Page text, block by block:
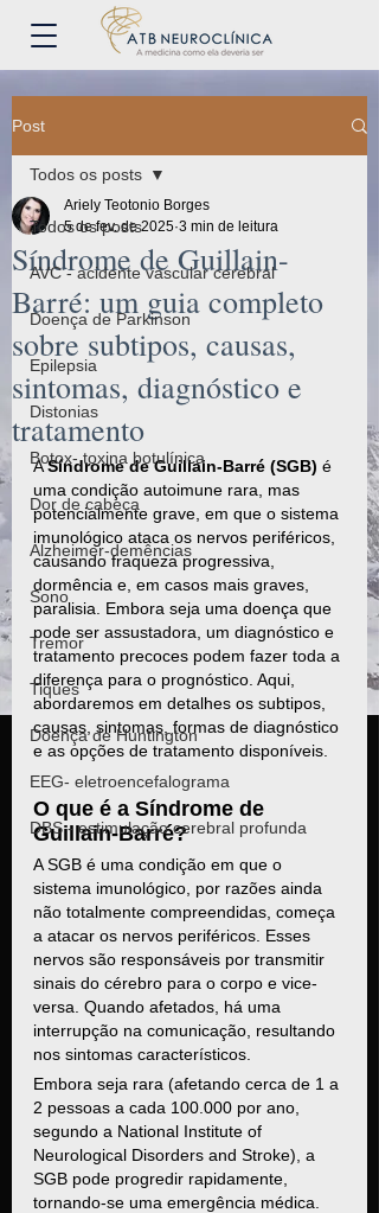
Post
Todos os posts
AVC - acidente vascular cerebral
Doença de Parkinson
Epilepsia
Distonias
Botox- toxina botulínica
Dor de cabeça
Alzheimer-demências
Sono
Tremor
Tiques
Doença de Huntington
EEG- eletroencefalograma
DBS - estimulação cerebral profunda
Todos os posts
Síndrome de Guillain-
Barré: um guia completo
sobre subtipos, causas,
sintomas, diagnóstico e
tratamento
Ariely Teotonio Borges
5 de fev. de 2025 3 min de leitura
A Síndrome de Guillain-Barré (SGB) é
uma condição autoimune rara, mas
potencialmente grave, em que o sistema
imunológico ataca os nervos periféricos,
causando fraqueza progressiva,
dormência e, em casos mais graves,
paralisia. Embora seja uma doença que
pode ser assustadora, um diagnóstico e
tratamento precoces podem fazer toda a
diferença para o prognóstico. Aqui,
abordaremos em detalhes os subtipos,
causas, sintomas, formas de diagnóstico
e as opções de tratamento disponíveis.
O que é a Síndrome de
Guillain-Barré?
A SGB é uma condição em que o
sistema imunológico, por razões ainda
não totalmente compreendidas, começa
a atacar os nervos periféricos. Esses
nervos são responsáveis por transmitir
sinais do cérebro para o corpo e vice-
versa. Quando afetados, há uma
interrupção na comunicação, resultando
nos sintomas característicos.
Embora seja rara (afetando cerca de 1 a
2 pessoas a cada 100.000 por ano,
segundo a National Institute of
Neurological Disorders and Stroke), a
SGB pode progredir rapidamente,
tornando-se uma emergência médica.